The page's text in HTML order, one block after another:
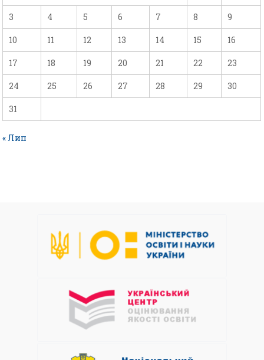
3 4 5 6 7 8 9
10 11 12 13 14 15 16
17 18 19 20 21 22 23
24 25 26 27 28 29 30
31
« Лип